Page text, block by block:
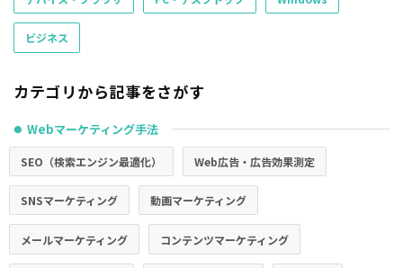
ビジネス
カテゴリから記事をさがす
● Webマーケティング手法
SEO（検索エンジン最適化） Web広告・広告効果測定
SNSマーケティング 動画マーケティング
メールマーケティング コンテンツマーケティング